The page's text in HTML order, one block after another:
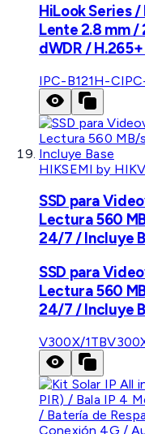
HiLook Series
Lente 2.8 mm /
dWDR /
IPC-B121H-C
HIKSEMI by
SSD para
Lectura 560
24/7 / Incluye
SSD para
Lectura 560
24/7 / Incluye
V300X/1TB